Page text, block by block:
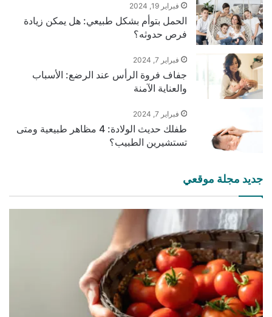
فبراير 19, 2024
الحمل بتوأم بشكل طبيعي: هل يمكن زيادة
فرص حدوثه؟
فبراير 7, 2024
جفاف فروة الرأس عند الرضع: الأسباب
والعناية الآمنة
فبراير 7, 2024
طفلك حديث الولادة: 4 مظاهر طبيعية ومتى
تستشيرين الطبيب؟
جديد مجلة موقعي